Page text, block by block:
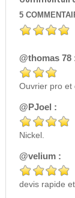
5
@thomas 78
Ouvrier pro et
@PJoel :
Nickel.
@velium :
devis rapide